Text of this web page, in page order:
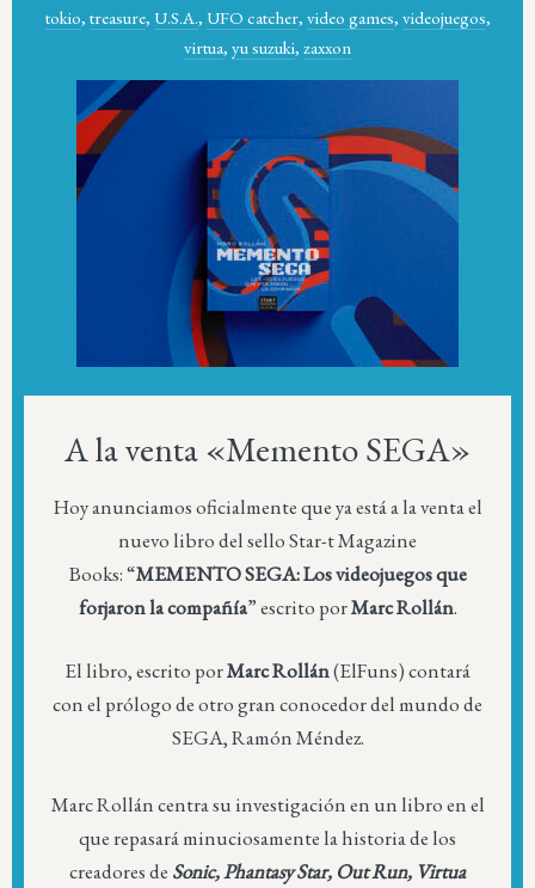
tokio, treasure, U.S.A., UFO catcher, video games, videojuegos,
virtua, yu suzuki, zaxxon
A la venta «Memento SEGA»
Hoy anunciamos oficialmente que ya está a la venta el
nuevo libro del sello Star-t Magazine
Books: “MEMENTO SEGA: Los videojuegos que
forjaron la compañía” escrito porMarc Rollán.
El libro, escrito porMarc Rollán(ElFuns) contará
con el prólogo de otro gran conocedor del mundo de
SEGA, Ramón Méndez.
Marc Rollán centra su investigación en un libro en el
que repasará minuciosamente la historia de los
creadores de Sonic, Phantasy Star, Out Run, Virtua